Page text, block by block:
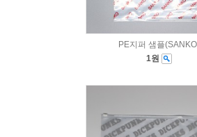
PE지퍼 샘플
1원